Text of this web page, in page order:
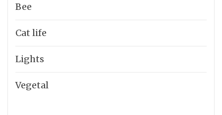
Bee
Cat life
Lights
Vegetal